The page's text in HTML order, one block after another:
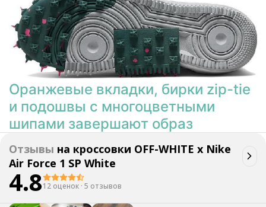
Оранжевые вкладки, бирки zip-tie
и подошвы с многоцветными
шипами завершают образ
Отзывы на кроссовки OFF-WHITE x Nike
Air Force 1 SP White
4.812 оценок · 5 отзывов